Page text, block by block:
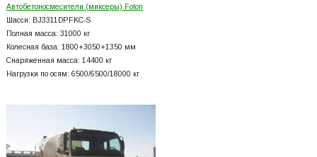
Автобетоносмесители (миксеры) Foton
Шасси: BJ3311DPFKC-S
Полная масса: 31000 кг
Колесная база: 1800+3050+1350 мм
Снаряженная масса: 14400 кг
Нагрузки по осям: 6500/6500/18000 кг